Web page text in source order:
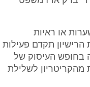
או ראיות
תקדם פעילות
בחופש העיסוק של
מהקריטריון לשלילת